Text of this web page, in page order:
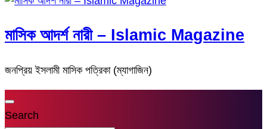
মাসিক আদর্শ নারী – Islamic Magazine
জনপ্রিয় ইসলামী মাসিক পত্রিকা (ম্যাগাজিন)
Search